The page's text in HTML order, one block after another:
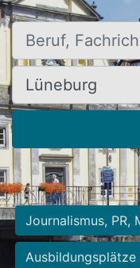
Beruf, Fachrichtung,
Ort, Stadt
Journalismus, PR,
Ausbildungsplätze